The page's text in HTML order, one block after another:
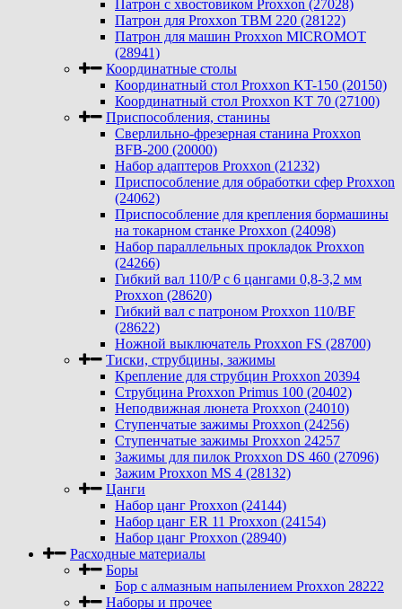
Патрон с хвостовиком Proxxon (27028)
Патрон для Proxxon TBM 220 (28122)
Патрон для машин Proxxon MICROMOT
(28941)
Координатные столы
Координатный стол Proxxon KT-150 (20150)
Координатный стол Proxxon KT 70 (27100)
Приспособления, станины
Сверлильно-фрезерная станина Proxxon
BFB-200 (20000)
Набор адаптеров Proxxon (21232)
Приспособление для обработки сфер Proxxon
(24062)
Приспособление для крепления бормашины
на токарном станке Proxxon (24098)
Набор параллельных прокладок Proxxon
(24266)
Гибкий вал 110/P с 6 цангами 0,8-3,2 мм
Proxxon (28620)
Гибкий вал с патроном Proxxon 110/BF
(28622)
Ножной выключатель Proxxon FS (28700)
Тиски, струбцины, зажимы
Крепление для струбцин Proxxon 20394
Струбцина Proxxon Primus 100 (20402)
Неподвижная люнета Proxxon (24010)
Ступенчатые зажимы Proxxon (24256)
Ступенчатые зажимы Proxxon 24257
Зажимы для пилок Proxxon DS 460 (27096)
Зажим Proxxon MS 4 (28132)
Цанги
Набор цанг Proxxon (24144)
Набор цанг ER 11 Proxxon (24154)
Набор цанг Proxxon (28940)
Расходные материалы
Боры
Бор с алмазным напылением Proxxon 28222
Наборы и прочее